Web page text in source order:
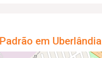
em Uberlândia